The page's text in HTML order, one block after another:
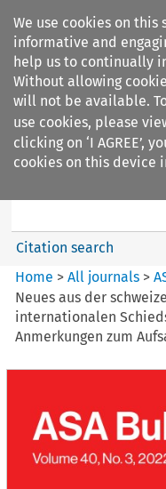
We use cookies on
informative and
help us to continually
Without allowing
will not be available.
use cookies, please
clicking on ‘I AGREE’,
cookies on this device
ASA Bulletin
Citation search
Home >All journals >
Neues aus der
internationalen
Anmerkungen zum